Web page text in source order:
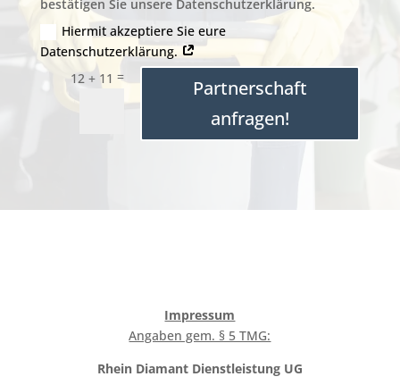
bestätigen Sie unsere Datenschutzerklärung.
Hiermit akzeptiere Sie eure
Datenschutzerklärung.
12 + 11 =
Partnerschaft
anfragen!
Impressum
Angaben gem. § 5 TMG:
Rhein Diamant Dienstleistung UG